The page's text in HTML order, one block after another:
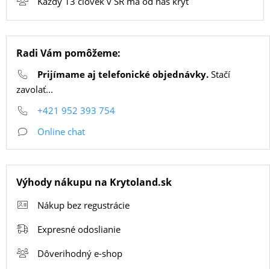
SMART
HODINKY
A
PRÍSLUŠENSTVO
FOTO,
AUDIO-
MALÉ
SPOTREBIČE
KANCELÁRIA
Radi Vám pomôžeme:
Prijímame aj telefonické objednávky. Stačí
zavolať...
+421 952 393 754
Online chat
Výhody nákupu na Krytoland.sk
Nákup bez regustrácie
Expresné odoslianie
Dôverihodný e-shop